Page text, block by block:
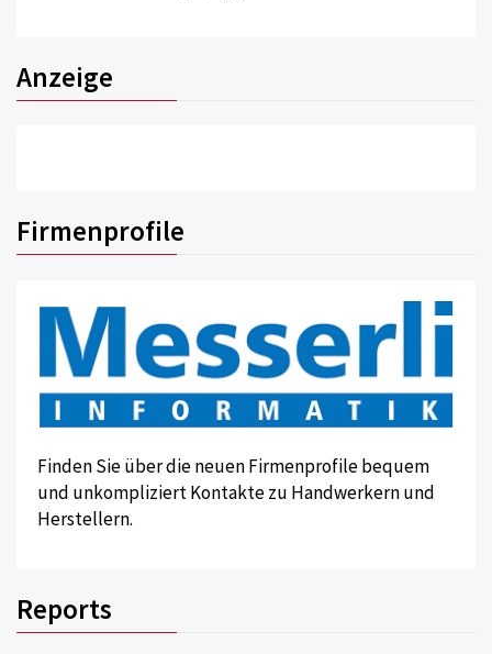
Anzeige
Firmenprofile
Finden Sie über die neuen Firmenprofile bequem
und unkompliziert Kontakte zu Handwerkern und
Herstellern.
Reports